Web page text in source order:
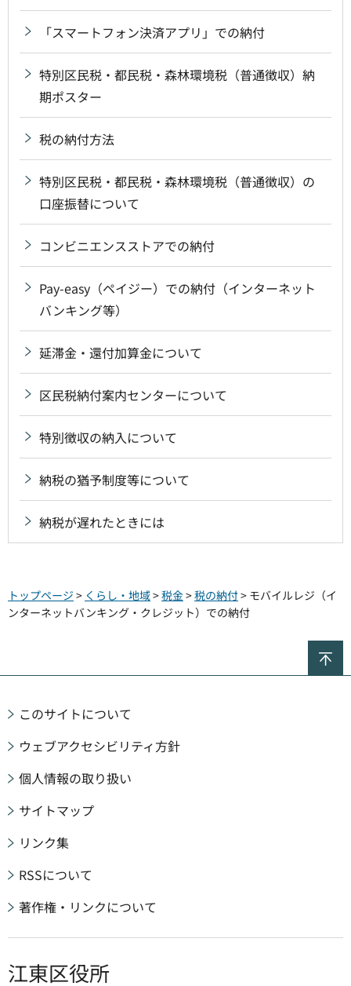
「スマートフォン決済アプリ」での納付
特別区民税・都民税・森林環境税（普通徴収）納
期ポスター
税の納付方法
特別区民税・都民税・森林環境税（普通徴収）の
口座振替について
コンビニエンスストアでの納付
Pay-easy（ペイジー）での納付（インターネット
バンキング等）
延滞金・還付加算金について
区民税納付案内センターについて
特別徴収の納入について
納税の猶予制度等について
納税が遅れたときには
トップページ > くらし・地域>税金>税の納付> モバイルレジ（イ
ンターネットバンキング・クレジット）での納付
このサイトについて
ウェブアクセシビリティ方針
個人情報の取り扱い
サイトマップ
リンク集
RSSについて
著作権・リンクについて
江東区役所